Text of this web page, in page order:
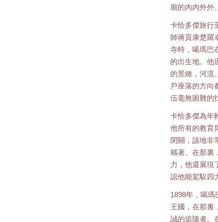
廟的內內外外
卡恰多傑旅行
師蔣貢康楚羅
寺時，噶瑪巴
的出生地。他
的景緻，河流
戶座落的方向
伍毫無困難的
卡恰多傑為年
他所有的教育
閉關，該地非
稱著。在那裏
力，他還展現
認他能駕馭四
1898年，噶
王國，在那裏
誠的追隨者。